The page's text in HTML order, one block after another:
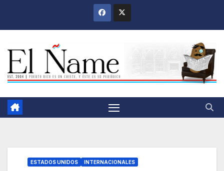
ESTADOS UNIDOS INTERNACIONALES